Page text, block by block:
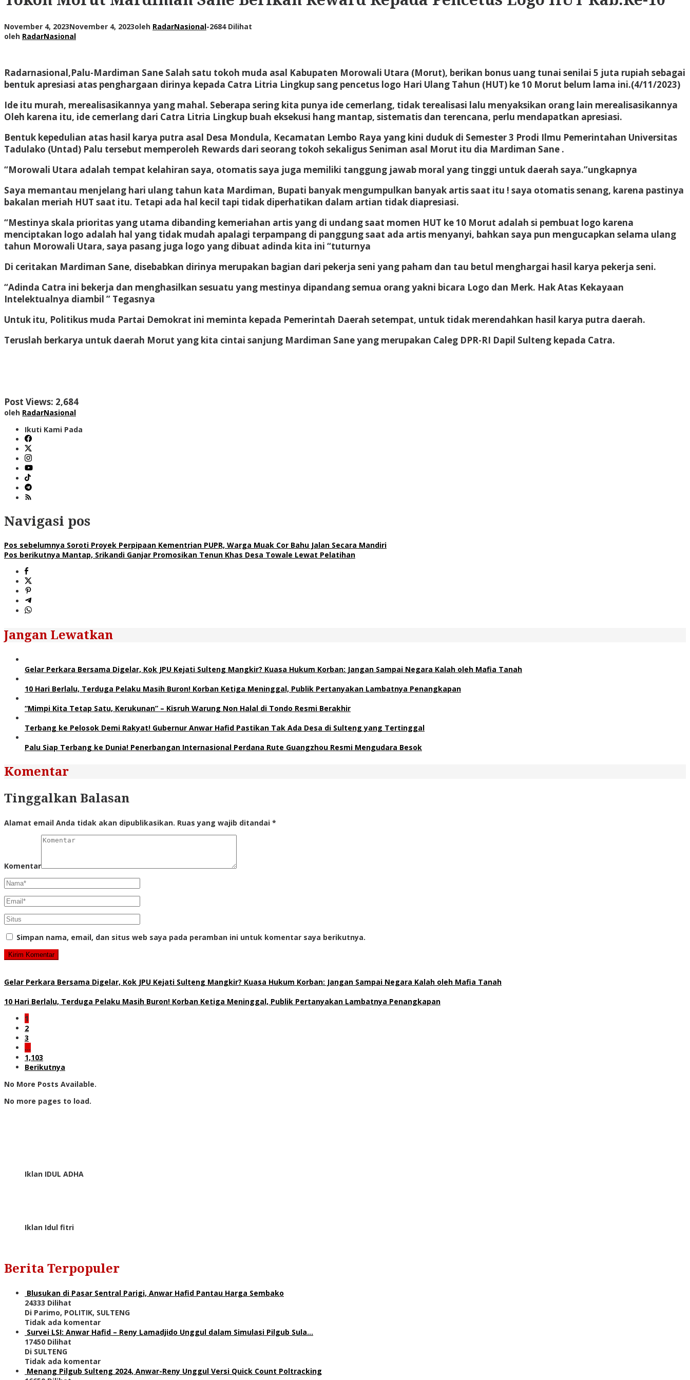
November 4, 2023November 4, 2023oleh RadarNasional-2684 Dilihat
oleh RadarNasional
Radarnasional,Palu-Mardiman Sane Salah satu tokoh muda asal Kabupaten Morowali Utara (Morut), berikan bonus uang tunai senilai 5 juta rupiah sebagai
bentuk apresiasi atas penghargaan dirinya kepada Catra Litria Lingkup sang pencetus logo Hari Ulang Tahun (HUT) ke 10 Morut belum lama ini.(4/11/2023)
Ide itu murah, merealisasikannya yang mahal. Seberapa sering kita punya ide cemerlang, tidak terealisasi lalu menyaksikan orang lain merealisasikannya
Oleh karena itu, ide cemerlang dari Catra Litria Lingkup buah eksekusi hang mantap, sistematis dan terencana, perlu mendapatkan apresiasi.
Bentuk kepedulian atas hasil karya putra asal Desa Mondula, Kecamatan Lembo Raya yang kini duduk di Semester 3 Prodi Ilmu Pemerintahan Universitas
Tadulako (Untad) Palu tersebut memperoleh Rewards dari seorang tokoh sekaligus Seniman asal Morut itu dia Mardiman Sane .
“Morowali Utara adalah tempat kelahiran saya, otomatis saya juga memiliki tanggung jawab moral yang tinggi untuk daerah saya.”ungkapnya
Saya memantau menjelang hari ulang tahun kata Mardiman, Bupati banyak mengumpulkan banyak artis saat itu ! saya otomatis senang, karena pastinya
bakalan meriah HUT saat itu. Tetapi ada hal kecil tapi tidak diperhatikan dalam artian tidak diapresiasi.
“Mestinya skala prioritas yang utama dibanding kemeriahan artis yang di undang saat momen HUT ke 10 Morut adalah si pembuat logo karena
menciptakan logo adalah hal yang tidak mudah apalagi terpampang di panggung saat ada artis menyanyi, bahkan saya pun mengucapkan selama ulang
tahun Morowali Utara, saya pasang juga logo yang dibuat adinda kita ini “tuturnya
Di ceritakan Mardiman Sane, disebabkan dirinya merupakan bagian dari pekerja seni yang paham dan tau betul menghargai hasil karya pekerja seni.
“Adinda Catra ini bekerja dan menghasilkan sesuatu yang mestinya dipandang semua orang yakni bicara Logo dan Merk. Hak Atas Kekayaan
Intelektualnya diambil ” Tegasnya
Untuk itu, Politikus muda Partai Demokrat ini meminta kepada Pemerintah Daerah setempat, untuk tidak merendahkan hasil karya putra daerah.
Teruslah berkarya untuk daerah Morut yang kita cintai sanjung Mardiman Sane yang merupakan Caleg DPR-RI Dapil Sulteng kepada Catra.
Post Views: 2,684
oleh RadarNasional
Ikuti Kami Pada
Navigasi pos
Pos sebelumnya Soroti Proyek Perpipaan Kementrian PUPR, Warga Muak Cor Bahu Jalan Secara Mandiri
Pos berikutnya Mantap, Srikandi Ganjar Promosikan Tenun Khas Desa Towale Lewat Pelatihan
Jangan Lewatkan
Gelar Perkara Bersama Digelar, Kok JPU Kejati Sulteng Mangkir? Kuasa Hukum Korban: Jangan Sampai Negara Kalah oleh Mafia Tanah
10 Hari Berlalu, Terduga Pelaku Masih Buron! Korban Ketiga Meninggal, Publik Pertanyakan Lambatnya Penangkapan
“Mimpi Kita Tetap Satu, Kerukunan” – Kisruh Warung Non Halal di Tondo Resmi Berakhir
Terbang ke Pelosok Demi Rakyat! Gubernur Anwar Hafid Pastikan Tak Ada Desa di Sulteng yang Tertinggal
Palu Siap Terbang ke Dunia! Penerbangan Internasional Perdana Rute Guangzhou Resmi Mengudara Besok
Komentar
Tinggalkan Balasan
Alamat email Anda tidak akan dipublikasikan. Ruas yang wajib ditandai *
Komentar
Simpan nama, email, dan situs web saya pada peramban ini untuk komentar saya berikutnya.
Gelar Perkara Bersama Digelar, Kok JPU Kejati Sulteng Mangkir? Kuasa Hukum Korban: Jangan Sampai Negara Kalah oleh Mafia Tanah
10 Hari Berlalu, Terduga Pelaku Masih Buron! Korban Ketiga Meninggal, Publik Pertanyakan Lambatnya Penangkapan
1
2
3
…
1,103
Berikutnya
No More Posts Available.
No more pages to load.
Iklan IDUL ADHA
Iklan Idul fitri
Berita Terpopuler
Blusukan di Pasar Sentral Parigi, Anwar Hafid Pantau Harga Sembako
24333 Dilihat
Di Parimo, POLITIK, SULTENG
Tidak ada komentar
Survei LSI: Anwar Hafid – Reny Lamadjido Unggul dalam Simulasi Pilgub Sula…
17450 Dilihat
Di SULTENG
Tidak ada komentar
Menang Pilgub Sulteng 2024, Anwar-Reny Unggul Versi Quick Count Poltracking